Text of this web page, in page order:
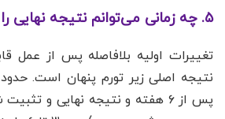
۵. چه زمانی می‌توانم نتیجه نهایی را ببینم؟
تغییرات اولیه بلافاصله پس از عمل
پس از ۶ هفته و نتیجه نهایی و